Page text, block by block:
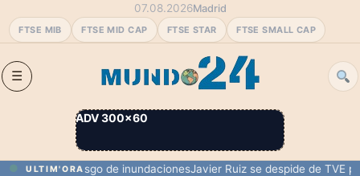
FTSE MIB FTSE MID CAP FTSE STAR FTSE SMALL CAP
07.08.2026Madrid
ADV 300×60
ULTIM'ORA
y riesgo de inundacionesJavier Ruiz se despide de TVE para